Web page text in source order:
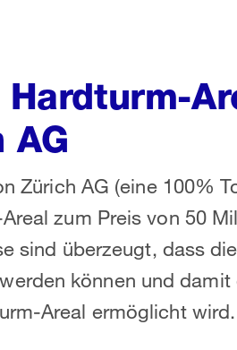
AG
Zürich AG (eine 100%
zum Preis von 50
sind überzeugt, dass
können und damit
Areal ermöglicht wird.